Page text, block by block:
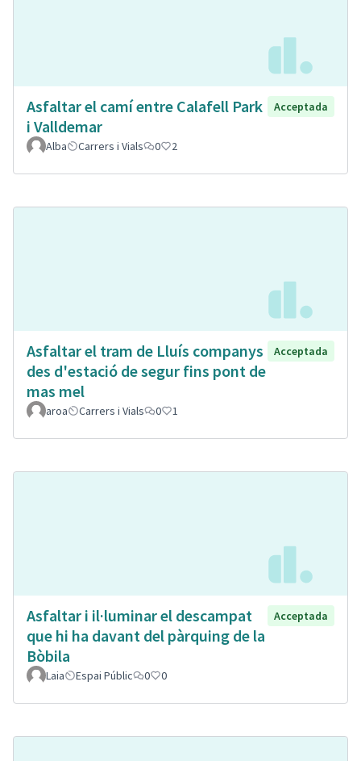
Asfaltar el camí entre Calafell Park
i Valldemar
Acceptada
Alba Carrers i Vials 0 2
Asfaltar el tram de Lluís companys
des d'estació de segur fins pont de
mas mel
Acceptada
aroa Carrers i Vials 0 1
Asfaltar i il·luminar el descampat
que hi ha davant del pàrquing de la
Bòbila
Acceptada
Laia Espai Públic 0 0